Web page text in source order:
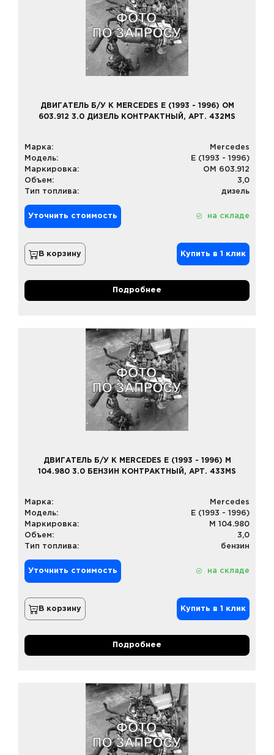
ДВИГАТЕЛЬ Б/У К MERCEDES E (1993 - 1996) OM
603.912 3.0 ДИЗЕЛЬ КОНТРАКТНЫЙ, АРТ. 432MS
Марка:
Mercedes
Модель:
E (1993 - 1996)
Маркировка:
OM 603.912
Объем:
3,0
Тип топлива:
дизель
Уточнить стоимость на складе
В корзину Купить в 1 клик
Подробнее
ДВИГАТЕЛЬ Б/У К MERCEDES E (1993 - 1996) M
104.980 3.0 БЕНЗИН КОНТРАКТНЫЙ, АРТ. 433MS
Марка:
Mercedes
Модель:
E (1993 - 1996)
Маркировка:
M 104.980
Объем:
3,0
Тип топлива:
бензин
Уточнить стоимость на складе
В корзину Купить в 1 клик
Подробнее